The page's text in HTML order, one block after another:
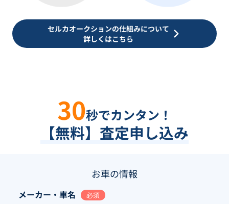
セルカオークションの仕組みについて
詳しくはこちら
30秒でカンタン！
【無料】査定申し込み
お車の情報
メーカー・車名 必須